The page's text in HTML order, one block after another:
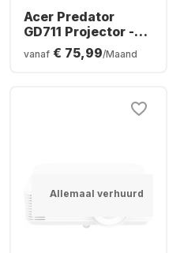
Acer Predator
GD711 Projector -
4K UHD
vanaf € 75,99/Maand
Allemaal verhuurd